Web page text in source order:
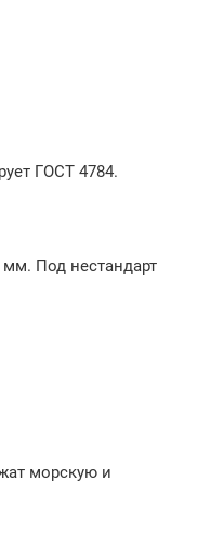
ГОСТ 4784.
Под нестандарт
морскую и